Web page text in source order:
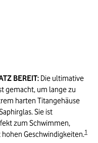
BEREIT: Die ultimative
gemacht, um lange zu
harten Titangehäuse
Sie ist
zum Schwimmen,
Geschwindigkeiten.1